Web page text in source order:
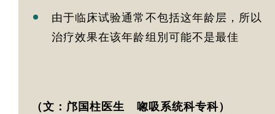
由于临床试验通常不包括这年龄层，所以
治疗效果在该年龄组別可能不是最佳
（文：邝国柱医生 唿吸系统科专科）